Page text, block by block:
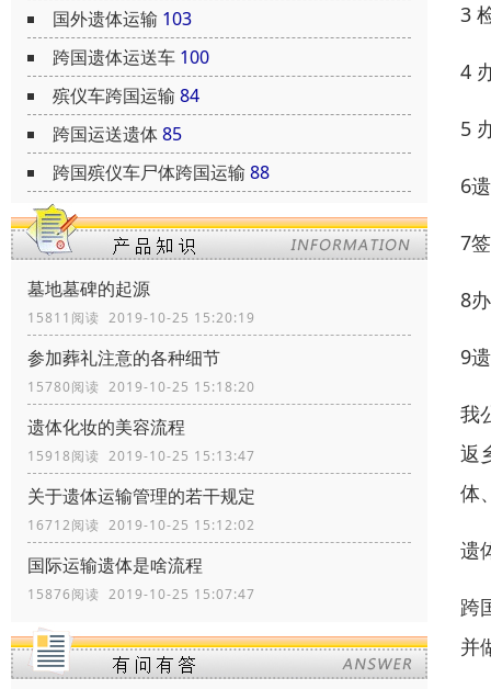
国外遗体运输 103
跨国遗体运送车 100
殡仪车跨国运输 84
跨国运送遗体85
跨国殡仪车尸体跨国运输 88
墓地墓碑的起源
15811阅读 2019-10-25 15:20:19
参加葬礼注意的各种细节
15780阅读 2019-10-25 15:18:20
遗体化妆的美容流程
15918阅读 2019-10-25 15:13:47
关于遗体运输管理的若干规定
16712阅读 2019-10-25 15:12:02
国际运输遗体是啥流程
15876阅读 2019-10-25 15:07:47
3
4
5
6
7
8
9
我
返
体
遗
跨
并